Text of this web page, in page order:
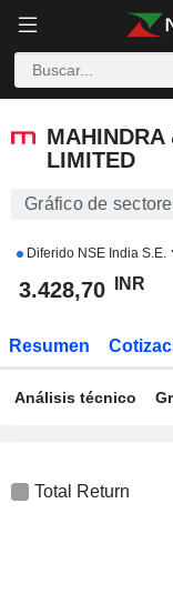
MAHINDRA
LIMITED
Gráfico de
Diferido NSE India S.E.
3.428,70 INR
Resumen
Análisis técnico
Total Return